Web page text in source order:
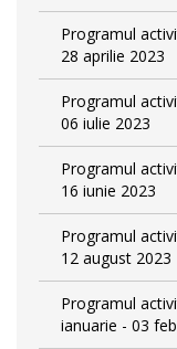
Programul
28 aprilie 2023
Programul
06 iulie 2023
Programul
16 iunie 2023
Programul
12 august 2023
Programul
ianuarie - 03